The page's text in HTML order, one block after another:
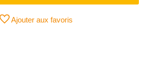
Ajouter aux favoris